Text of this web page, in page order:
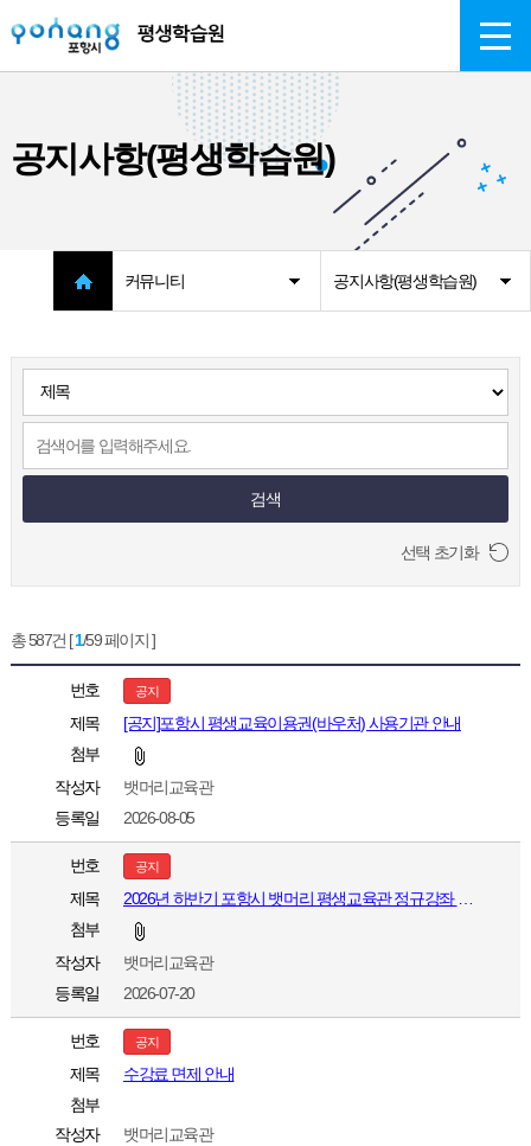
공지사항(평생학습원)
커뮤니티 공지사항(평생학습원)
검색
선택 초기화
총 587건 [1/59 페이지 ]
번호 공지
제목
[공지]포항시 평생교육이용권(바우처) 사용기관 안내
첨부
작성자
뱃머리교육관
등록일
2026-08-05
번호 공지
제목
첨부
작성자
뱃머리교육관
등록일
2026-07-20
번호 공지
제목
수강료 면제 안내
첨부
작성자
뱃머리교육관